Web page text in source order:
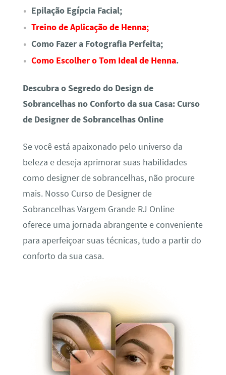
Epilação Egípcia Facial;
Treino de Aplicação de Henna;
Como Fazer a Fotografia Perfeita;
Como Escolher o Tom Ideal de Henna.
Descubra o Segredo do Design de
Sobrancelhas no Conforto da sua Casa: Curso
de Designer de Sobrancelhas Online
Se você está apaixonado pelo universo da
beleza e deseja aprimorar suas habilidades
como designer de sobrancelhas, não procure
mais. Nosso Curso de Designer de
Sobrancelhas Vargem Grande RJ Online
oferece uma jornada abrangente e conveniente
para aperfeiçoar suas técnicas, tudo a partir do
conforto da sua casa.